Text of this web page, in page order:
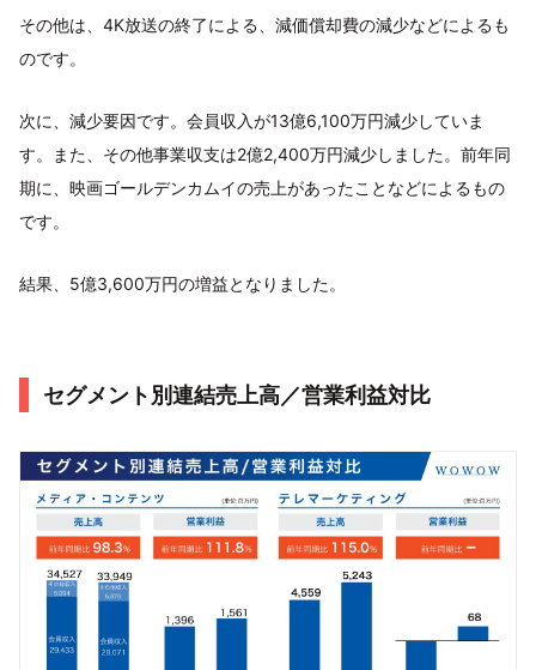
その他は、4K放送の終了による、減価償却費の減少などによるも
のです。
次に、減少要因です。会員収入が13億6,100万円減少していま
す。また、その他事業収支は2億2,400万円減少しました。前年同
期に、映画ゴールデンカムイの売上があったことなどによるもの
です。
結果、5億3,600万円の増益となりました。
セグメント別連結売上高／営業利益対比